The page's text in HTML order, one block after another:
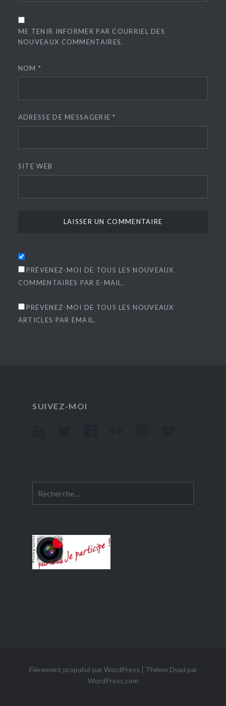
ME TENIR INFORMER PAR COURRIEL DES
NOUVEAUX COMMENTAIRES.
NOM*
ADRESSE DE MESSAGERIE*
SITE WEB
PRÉVENEZ-MOI DE TOUS LES NOUVEAUX
COMMENTAIRES PAR E-MAIL.
PRÉVENEZ-MOI DE TOUS LES NOUVEAUX
ARTICLES PAR EMAIL.
SUIVEZ-MOI
Fièrement propulsé par WordPress | Thème Dyad par
WordPress.com